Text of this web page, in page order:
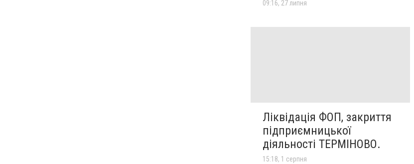
09:16, 27 липня
Ліквідація ФОП, закриття
підприємницької
діяльності ТЕРМІНОВО.
15:18, 1 серпня